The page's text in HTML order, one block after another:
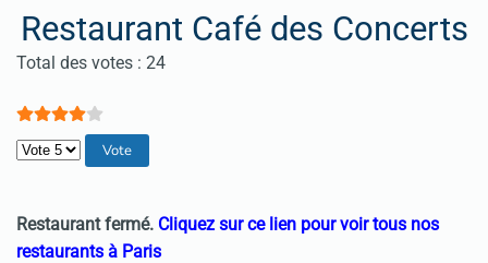
Restaurant Café des Concerts
Vote utilisateur:4/
Total des votes : 24
Veuillez voter
Restaurant fermé. Cliquez sur ce lien pour voir tous nos
restaurants à Paris